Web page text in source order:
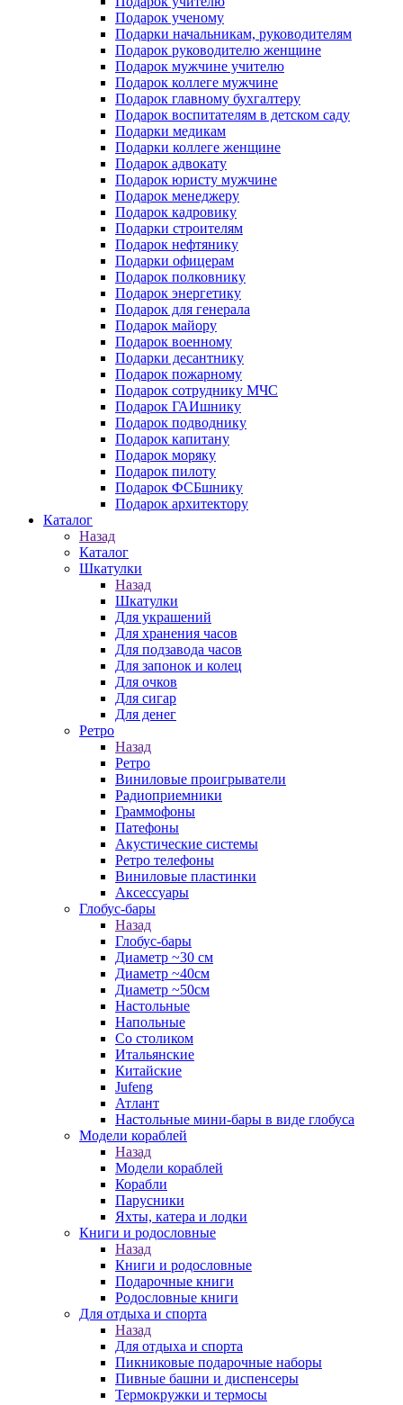
Подарок ученому
Подарки начальникам, руководителям
Подарок руководителю женщине
Подарок мужчине учителю
Подарок коллеге мужчине
Подарок главному бухгалтеру
Подарок воспитателям в детском саду
Подарки медикам
Подарки коллеге женщине
Подарок адвокату
Подарок юристу мужчине
Подарок менеджеру
Подарок кадровику
Подарки строителям
Подарок нефтянику
Подарки офицерам
Подарок полковнику
Подарок энергетику
Подарок для генерала
Подарок майору
Подарок военному
Подарки десантнику
Подарок пожарному
Подарок сотруднику МЧС
Подарок ГАИшнику
Подарок подводнику
Подарок капитану
Подарок моряку
Подарок пилоту
Подарок ФСБшнику
Подарок архитектору
Каталог
Назад
Каталог
Шкатулки
Назад
Шкатулки
Для украшений
Для хранения часов
Для подзавода часов
Для запонок и колец
Для очков
Для сигар
Для денег
Ретро
Назад
Ретро
Виниловые проигрыватели
Радиоприемники
Граммофоны
Патефоны
Акустические системы
Ретро телефоны
Виниловые пластинки
Аксессуары
Глобус-бары
Назад
Глобус-бары
Диаметр ~30 см
Диаметр ~40см
Диаметр ~50см
Настольные
Напольные
Со столиком
Итальянские
Китайские
Jufeng
Атлант
Настольные мини-бары в виде глобуса
Модели кораблей
Назад
Модели кораблей
Корабли
Парусники
Яхты, катера и лодки
Книги и родословные
Назад
Книги и родословные
Подарочные книги
Родословные книги
Для отдыха и спорта
Назад
Для отдыха и спорта
Пикниковые подарочные наборы
Пивные башни и диспенсеры
Термокружки и термосы